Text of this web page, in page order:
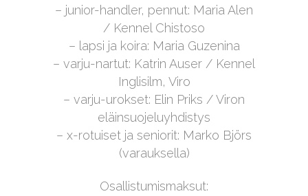
– junior-handler, pennut: Maria Alen
/ Kennel Chistoso
– lapsi ja koira: Maria Guzenina
– varju-nartut: Katrin Auser / Kennel
Inglisilm, Viro
– varju-urokset: Elin Priks / Viron
eläinsuojeluyhdistys
– x-rotuiset ja seniorit: Marko Björs
(varauksella)
Osallistumismaksut: